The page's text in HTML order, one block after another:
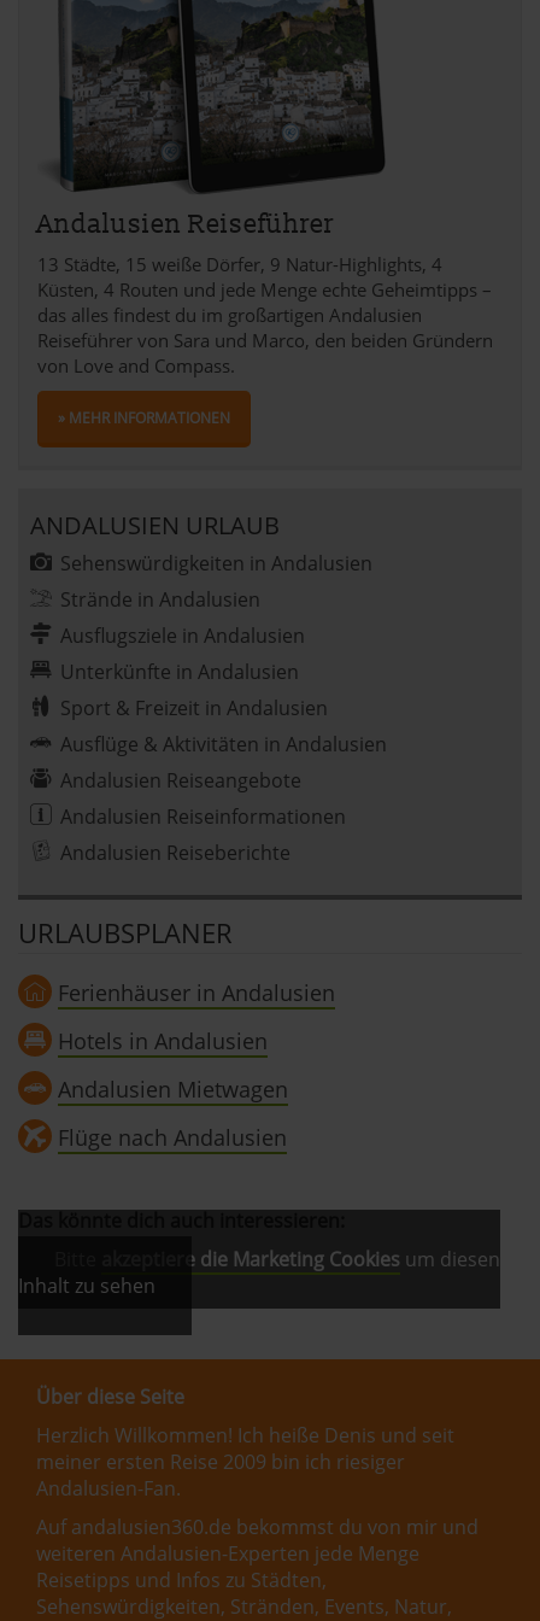
Andalusien Reiseführer
13 Städte, 15 weiße Dörfer, 9 Natur-Highlights, 4
Küsten, 4 Routen und jede Menge echte Geheimtipps –
das alles findest du im großartigen Andalusien
Reiseführer von Sara und Marco, den beiden Gründern
von Love and Compass.
» MEHR INFORMATIONEN
ANDALUSIEN URLAUB
Sehenswürdigkeiten in Andalusien
Strände in Andalusien
Ausflugsziele in Andalusien
Unterkünfte in Andalusien
Sport & Freizeit in Andalusien
Ausflüge & Aktivitäten in Andalusien
Andalusien Reiseangebote
Andalusien Reiseinformationen
Andalusien Reiseberichte
URLAUBSPLANER
Ferienhäuser in Andalusien
Hotels in Andalusien
Andalusien Mietwagen
Flüge nach Andalusien
akzeptiere die Marketing Cookies um diesen
Inhalt zu sehen
Über diese Seite
Herzlich Willkommen! Ich heiße Denis und seit
meiner ersten Reise 2009 bin ich riesiger
Andalusien-Fan.
Auf andalusien360.de bekommst du von mir und
weiteren Andalusien-Experten jede Menge
Reisetipps und Infos zu Städten,
Sehenswürdigkeiten, Stränden, Events, Natur,